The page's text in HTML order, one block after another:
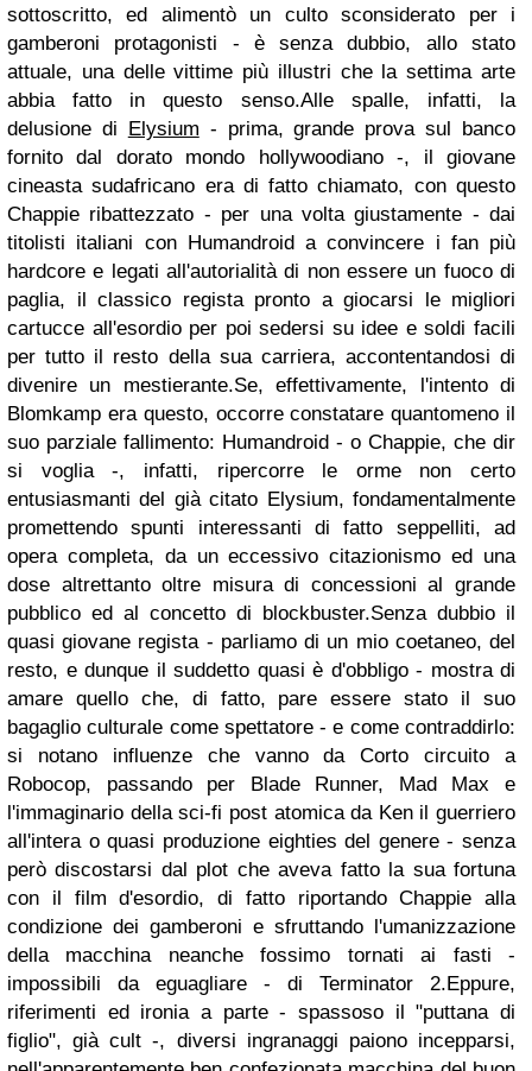
sottoscritto, ed alimentò un culto sconsiderato per i
gamberoni protagonisti - è senza dubbio, allo stato
attuale, una delle vittime più illustri che la settima arte
abbia fatto in questo senso.Alle spalle, infatti, la
delusione di
Elysium - prima, grande prova sul banco
fornito dal dorato mondo hollywoodiano -, il giovane
cineasta sudafricano era di fatto chiamato, con questo
Chappie ribattezzato - per una volta giustamente - dai
titolisti italiani con Humandroid a convincere i fan più
hardcore e legati all'autorialità di non essere un fuoco di
paglia, il classico regista pronto a giocarsi le migliori
cartucce all'esordio per poi sedersi su idee e soldi facili
per tutto il resto della sua carriera, accontentandosi di
divenire un mestierante.Se, effettivamente, l'intento di
Blomkamp era questo, occorre constatare quantomeno il
suo parziale fallimento: Humandroid - o Chappie, che dir
si voglia -, infatti, ripercorre le orme non certo
entusiasmanti del già citato Elysium, fondamentalmente
promettendo spunti interessanti di fatto seppelliti, ad
opera completa, da un eccessivo citazionismo ed una
dose altrettanto oltre misura di concessioni al grande
pubblico ed al concetto di blockbuster.Senza dubbio il
quasi giovane regista - parliamo di un mio coetaneo, del
resto, e dunque il suddetto quasi è d'obbligo - mostra di
amare quello che, di fatto, pare essere stato il suo
bagaglio culturale come spettatore - e come contraddirlo:
si notano influenze che vanno da Corto circuito a
Robocop, passando per Blade Runner, Mad Max e
l'immaginario della sci-fi post atomica da Ken il guerriero
all'intera o quasi produzione eighties del genere - senza
però discostarsi dal plot che aveva fatto la sua fortuna
con il film d'esordio, di fatto riportando Chappie alla
condizione dei gamberoni e sfruttando l'umanizzazione
della macchina neanche fossimo tornati ai fasti -
impossibili da eguagliare - di Terminator 2.Eppure,
riferimenti ed ironia a parte - spassoso il "puttana di
figlio", già cult -, diversi ingranaggi paiono incepparsi,